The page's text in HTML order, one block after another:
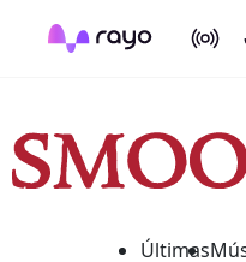
On Air
Últimas